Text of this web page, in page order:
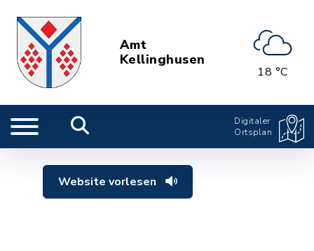
Amt
Kellinghusen
18 °C
Digitaler
Ortsplan
Website vorlesen